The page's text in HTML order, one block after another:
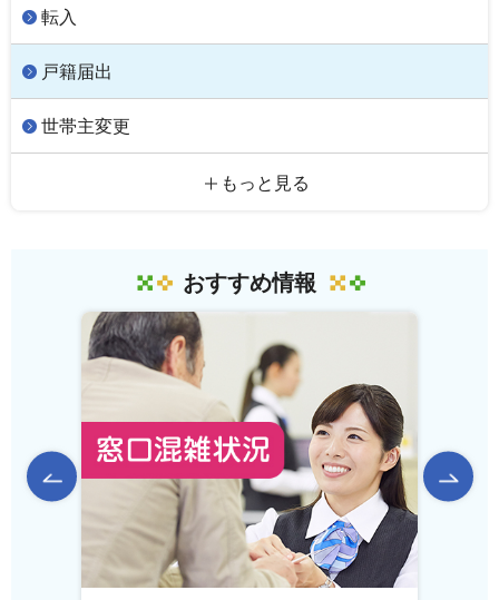
転入
戸籍届出
世帯主変更
もっと見る
おすすめ情報
前のスライドを表示